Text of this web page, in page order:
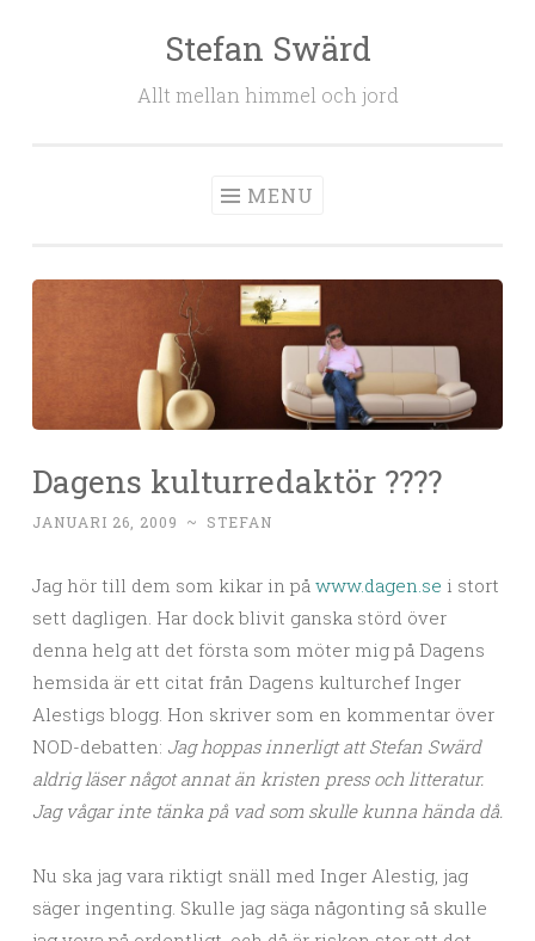
Stefan Swärd
Allt mellan himmel och jord
MENU
Dagens kulturredaktör ????
JANUARI 26, 2009 ~ STEFAN
Jag hör till dem som kikar in på www.dagen.se i stort
sett dagligen. Har dock blivit ganska störd över
denna helg att det första som möter mig på Dagens
hemsida är ett citat från Dagens kulturchef Inger
Alestigs blogg. Hon skriver som en kommentar över
NOD-debatten: Jag hoppas innerligt att Stefan Swärd
aldrig läser något annat än kristen press och litteratur.
Jag vågar inte tänka på vad som skulle kunna hända då.
Nu ska jag vara riktigt snäll med Inger Alestig, jag
säger ingenting. Skulle jag säga någonting så skulle